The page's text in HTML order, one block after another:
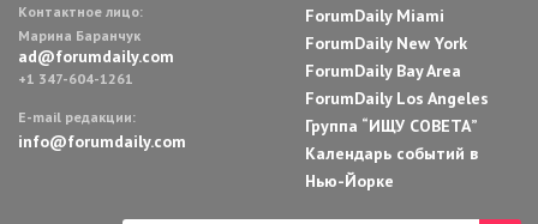
Контактное лицо:
Марина Баранчук
ad@forumdaily.com
+1 347-604-1261
E-mail редакции:
info@forumdaily.com
ForumDaily Miami
ForumDaily New York
ForumDaily Bay Area
ForumDaily Los Angeles
Группа “ИЩУ СОВЕТА”
Календарь событий в
Нью-Йорке